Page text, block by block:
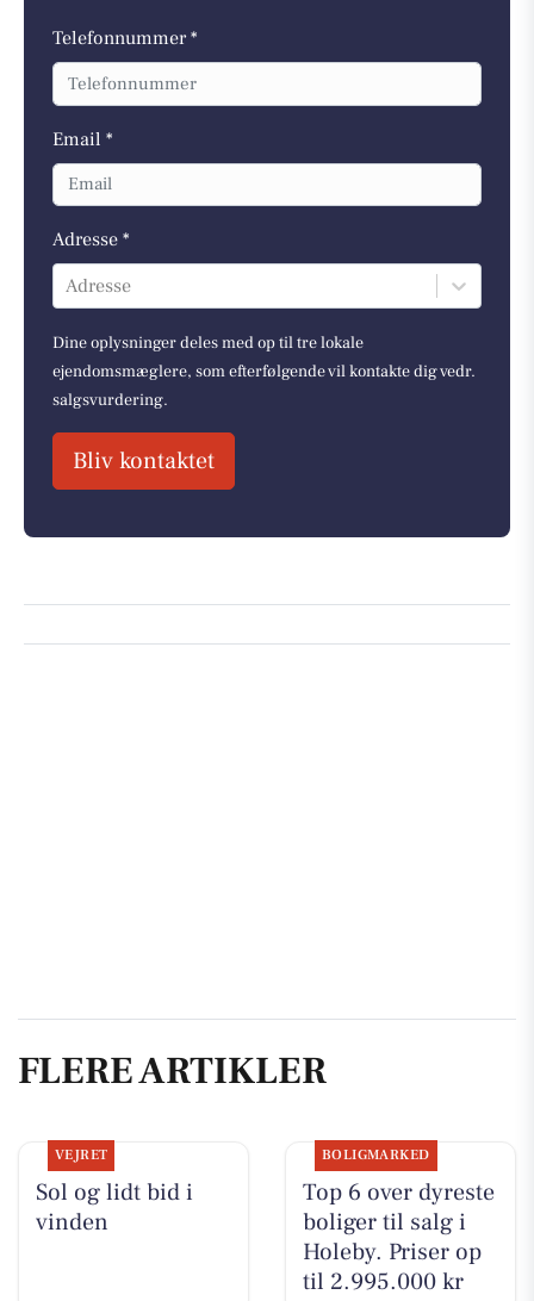
Telefonnummer *
Email *
Adresse *
Adresse
Dine oplysninger deles med op til tre lokale
ejendomsmæglere, som efterfølgende vil kontakte dig vedr.
salgsvurdering.
Bliv kontaktet
FLERE ARTIKLER
VEJRET
Sol og lidt bid i
vinden
BOLIGMARKED
Top 6 over dyreste
boliger til salg i
Holeby. Priser op
til 2.995.000 kr